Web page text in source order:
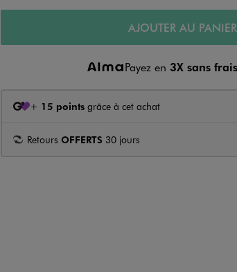
AJOUTER AU PANIER
Payez en 3X sans frais
+ 15 pointsgrâce à cet achat
Retours OFFERTS 30 jours